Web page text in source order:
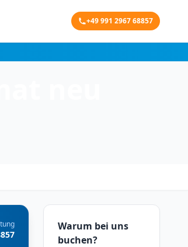
+49 991 2967 68857
Warum bei uns
buchen?